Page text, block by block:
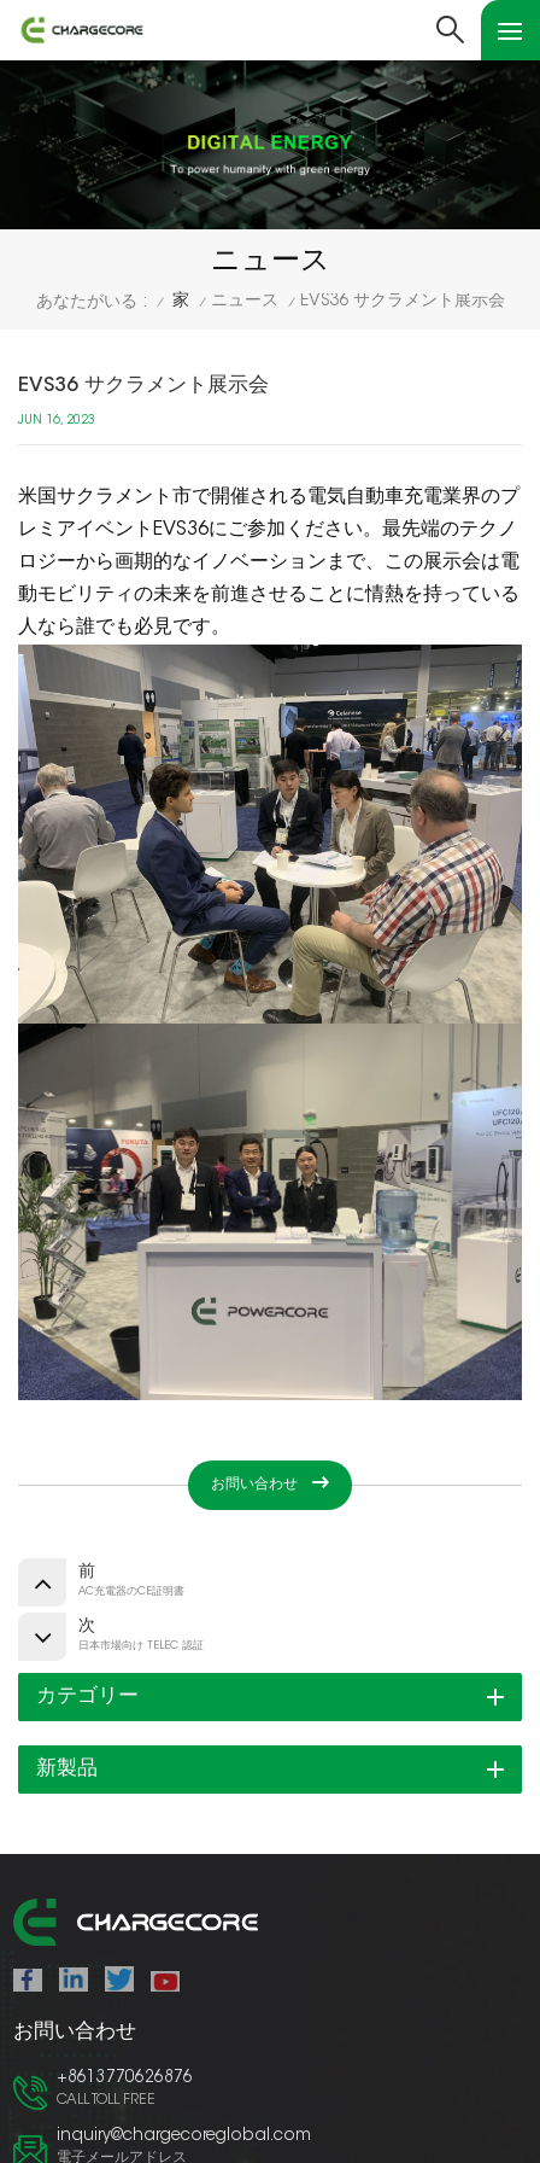
ニュース
あなたがいる : / 家 / ニュース / EVS36 サクラメント展示会
EVS36 サクラメント展示会
JUN 16, 2023
米国サクラメント市で開催される電気自動車充電業界のプ
レミアイベントEVS36にご参加ください。最先端のテクノ
ロジーから画期的なイノベーションまで、この展示会は電
動モビリティの未来を前進させることに情熱を持っている
人なら誰でも必見です。
お問い合わせ
前
AC充電器のCE証明書
次
日本市場向け TELEC 認証
カテゴリー
新製品
お問い合わせ
+8613770626876
CALL TOLL FREE
inquiry@chargecoreglobal.com
電子メールアドレス